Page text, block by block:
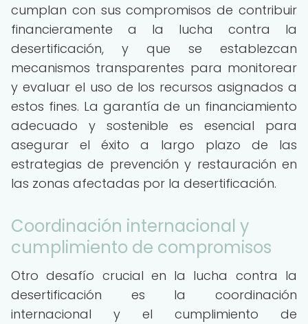
cumplan con sus compromisos de contribuir
financieramente a la lucha contra la
desertificación, y que se establezcan
mecanismos transparentes para monitorear
y evaluar el uso de los recursos asignados a
estos fines. La garantía de un financiamiento
adecuado y sostenible es esencial para
asegurar el éxito a largo plazo de las
estrategias de prevención y restauración en
las zonas afectadas por la desertificación.
Coordinación internacional y
cumplimiento de compromisos
Otro desafío crucial en la lucha contra la
desertificación es la coordinación
internacional y el cumplimiento de